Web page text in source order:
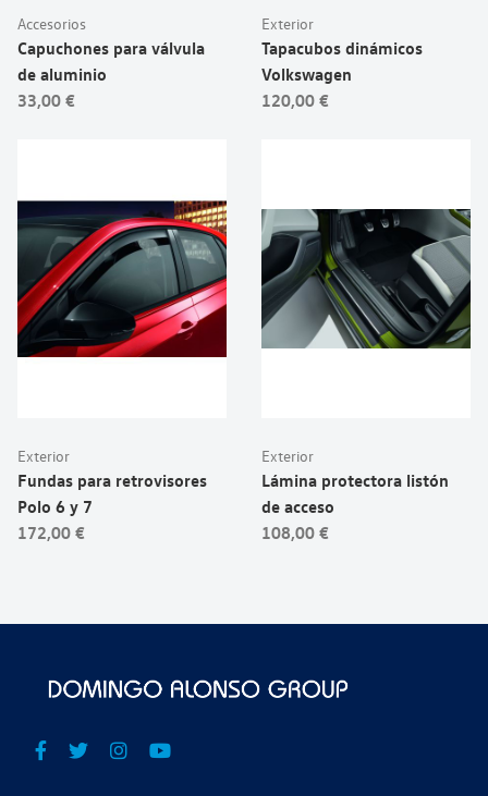
Accesorios
Capuchones para válvula
de aluminio
33,00 €
Exterior
Tapacubos dinámicos
Volkswagen
120,00 €
Exterior
Fundas para retrovisores
Polo 6 y 7
172,00 €
Exterior
Lámina protectora listón
de acceso
108,00 €